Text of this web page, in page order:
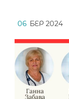
06 БЕР 2024